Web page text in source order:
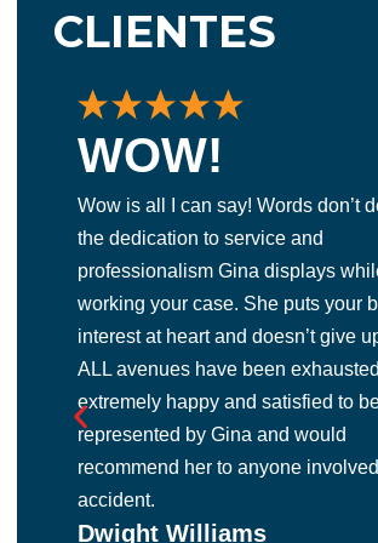
CLIENTES
WOW!
Wow is all I can say! Words don’t
the dedication to service and
professionalism Gina displays
working your case. She puts your
interest at heart and doesn’t give
ALL avenues have been
extremely happy and satisfied to
represented by Gina and would
recommend her to anyone
accident.
Dwight Williams